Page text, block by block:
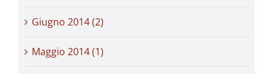
Giugno 2014 (2)
Maggio 2014 (1)